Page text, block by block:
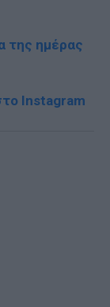
της ημέρας
Instagram